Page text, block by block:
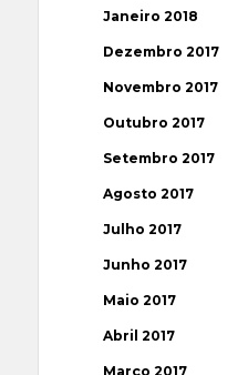
Janeiro 2018
Dezembro 2017
Novembro 2017
Outubro 2017
Setembro 2017
Agosto 2017
Julho 2017
Junho 2017
Maio 2017
Abril 2017
Março 2017